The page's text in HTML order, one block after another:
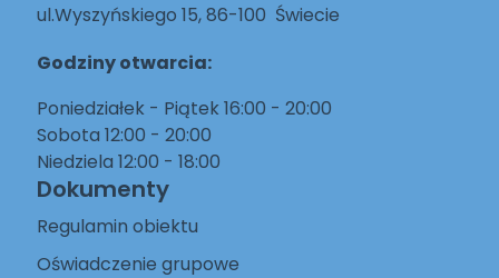
ul.Wyszyńskiego 15, 86-100 Świecie
Godziny otwarcia:
Poniedziałek - Piątek 16:00 - 20:00
Sobota 12:00 - 20:00
Niedziela 12:00 - 18:00
Dokumenty
Regulamin obiektu
Oświadczenie grupowe